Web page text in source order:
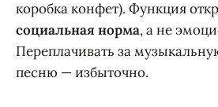
коробка конфет). Функция
социальная норма, а не
Переплачивать за
песню — избыточно.